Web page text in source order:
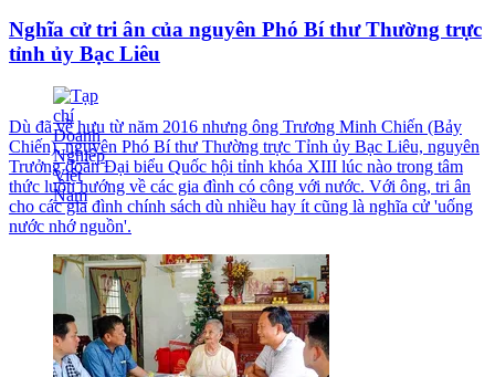
Nghĩa cử tri ân của nguyên Phó Bí thư Thường trực
tỉnh ủy Bạc Liêu
Dù đã về hưu từ năm 2016 nhưng ông Trương Minh Chiến (Bảy
Chiến), nguyên Phó Bí thư Thường trực Tỉnh ủy Bạc Liêu, nguyên
Trưởng đoàn Đại biểu Quốc hội tỉnh khóa XIII lúc nào trong tâm
thức luôn hướng về các gia đình có công với nước. Với ông, tri ân
cho các gia đình chính sách dù nhiều hay ít cũng là nghĩa cử 'uống
nước nhớ nguồn'.